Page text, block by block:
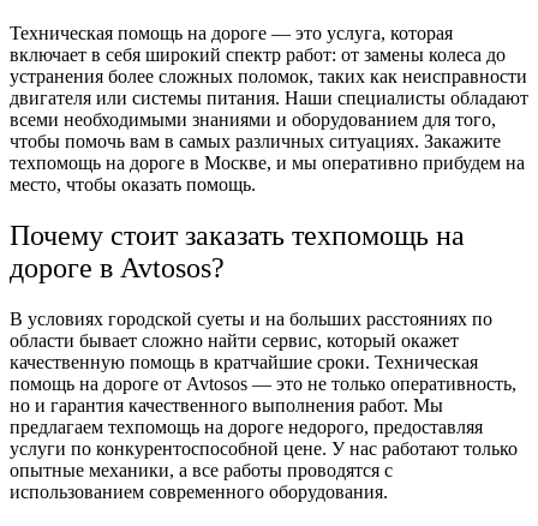
Техническая помощь на дороге — это услуга, которая
включает в себя широкий спектр работ: от замены колеса до
устранения более сложных поломок, таких как неисправности
двигателя или системы питания. Наши специалисты обладают
всеми необходимыми знаниями и оборудованием для того,
чтобы помочь вам в самых различных ситуациях. Закажите
техпомощь на дороге в Москве, и мы оперативно прибудем на
место, чтобы оказать помощь.
Почему стоит заказать техпомощь на
дороге в Avtosos?
В условиях городской суеты и на больших расстояниях по
области бывает сложно найти сервис, который окажет
качественную помощь в кратчайшие сроки. Техническая
помощь на дороге от Avtosos — это не только оперативность,
но и гарантия качественного выполнения работ. Мы
предлагаем техпомощь на дороге недорого, предоставляя
услуги по конкурентоспособной цене. У нас работают только
опытные механики, а все работы проводятся с
использованием современного оборудования.